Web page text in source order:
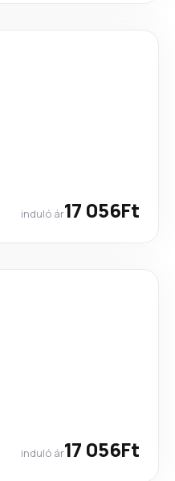
induló ár17 056Ft
induló ár17 056Ft